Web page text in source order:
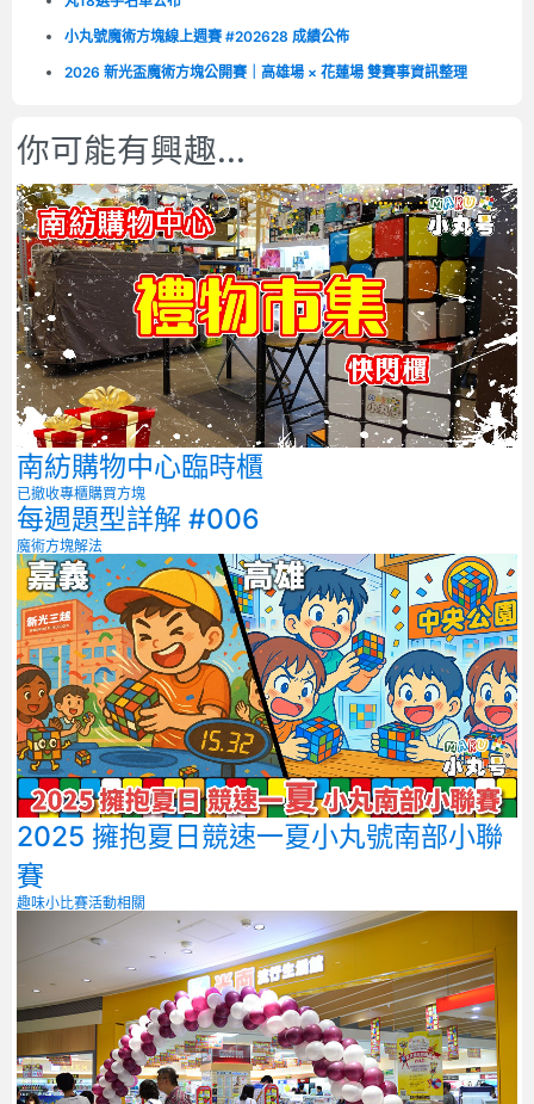
小丸號魔術方塊線上週賽 #202628 成績公佈
2026 新光盃魔術方塊公開賽｜高雄場 × 花蓮場 雙賽事資訊整理
你可能有興趣...
南紡購物中心臨時櫃
已撤收專櫃購買方塊
每週題型詳解 #006
魔術方塊解法
2025 擁抱夏日競速一夏小丸號南部小聯
賽
趣味小比賽活動相關